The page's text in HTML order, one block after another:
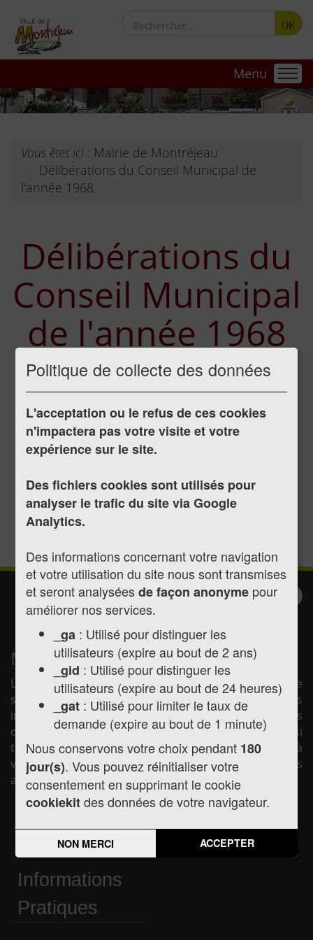
Politique de collecte des données
L'acceptation ou le refus de ces cookies
n'impactera pas votre visite et votre
expérience sur le site.
Des fichiers cookies sont utilisés pour
analyser le trafic du site via Google
Analytics.
Des informations concernant votre navigation
et votre utilisation du site nous sont transmises
et seront analyséesde façon anonyme pour
améliorer nos services.
_ga : Utilisé pour distinguer les
utilisateurs (expire au bout de 2 ans)
_gid : Utilisé pour distinguer les
utilisateurs (expire au bout de 24 heures)
_gat : Utilisé pour limiter le taux de
demande (expire au bout de 1 minute)
Nous conservons votre choix pendant 180
jour(s). Vous pouvez réinitialiser votre
consentement en supprimant le cookie
cookiekitdes données de votre navigateur.
NON MERCI ACCEPTER
OK
Menu
Vous êtes ici : Mairie de Montréjeau
Délibérations du Conseil Municipal de
l'année 1968
Délibérations du
Conseil Municipal
de l'année 1968
Publié le 07/07/2017
Délibération du 08/02/1968
Délibération du 11/05/1968
Délibération du 30/05/1968
Délibération du 09/09/1968
Délibération du 21/10/1968
Délibération du 06/12/1968
Inscription à la
newsletter
Valider
Mairie de Montréjeau
La mairie de Montréjeau vous souhaite la bienvenue
sur son site internet afin de vous présenter les
informations pratiques concernant la mairie (horaires
d'ouverture, les élus, la vie municipale, etc.) mais aussi
toute l'actualité de la commune, les services mis à
votre disposition et les liens utiles pour vos démarches
administratives.
Actualités Agenda
Informations
Pratiques